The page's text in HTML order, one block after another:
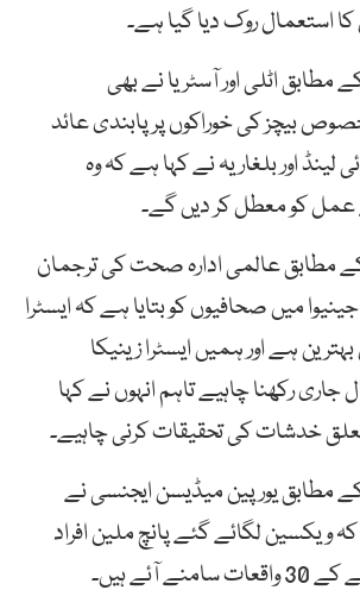
استعمال روک دیا گیا ہے۔
مطابق اٹلی اور آسٹریا نے بھی
بیچز کی خوراکوں پر پابندی عائد
اور بلغاریہ نے کہا ہے کہ وہ
کو معطل کر دیں گے۔
مطابق عالمی ادارہ صحت کی ترجمان
میں صحافیوں کو بتایا ہے کہ ایسٹرا
ہے اور ہمیں ایسٹرا زینیکا
رکھنا چاہیے تاہم انہوں نے کہا
خدشات کی تحقیقات کرنی چاہیے۔
کے مطابق یورپین میڈیسن ایجنسی نے
ویکسین لگائے گئے پانچ ملین افراد
آئے ہیں۔